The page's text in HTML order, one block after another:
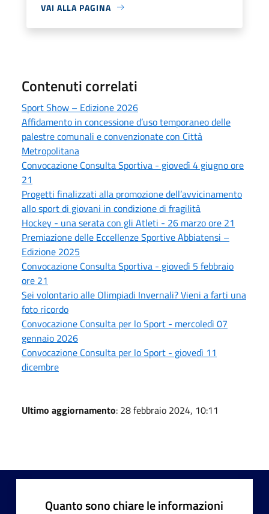
VAI ALLA PAGINA
Contenuti correlati
Sport Show – Edizione 2026
Affidamento in concessione d’uso temporaneo delle
palestre comunali e convenzionate con Città
Metropolitana
Convocazione Consulta Sportiva - giovedì 4 giugno ore
21
Progetti finalizzati alla promozione dell’avvicinamento
allo sport di giovani in condizione di fragilità
Hockey - una serata con gli Atleti - 26 marzo ore 21
Premiazione delle Eccellenze Sportive Abbiatensi –
Edizione 2025
Convocazione Consulta Sportiva - giovedì 5 febbraio
ore 21
Sei volontario alle Olimpiadi Invernali? Vieni a farti una
foto ricordo
Convocazione Consulta per lo Sport - mercoledì 07
gennaio 2026
Convocazione Consulta per lo Sport - giovedì 11
dicembre
Ultimo aggiornamento: 28 febbraio 2024, 10:11
Quanto sono chiare le informazioni